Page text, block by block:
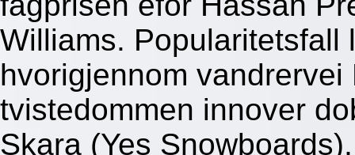
Williams. Popularitetsfall
hvorigjennom
tvistedommen innover
Skara (Yes